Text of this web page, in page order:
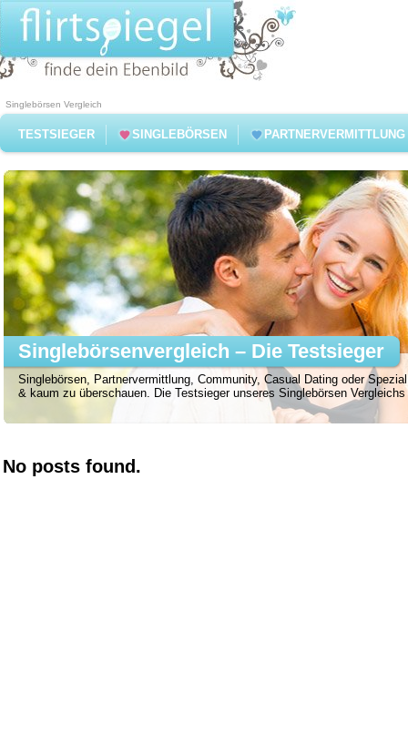
Singlebörsen Vergleich
TESTSIEGER SINGLEBÖRSEN PARTNERVERMITTLUNG
Singlebörsen, Partnervermittlung, Community, Casual Dating oder
& kaum zu überschauen. Die Testsieger unseres Singlebörsen
Singlebörsenvergleich – Die Testsieger
No posts found.